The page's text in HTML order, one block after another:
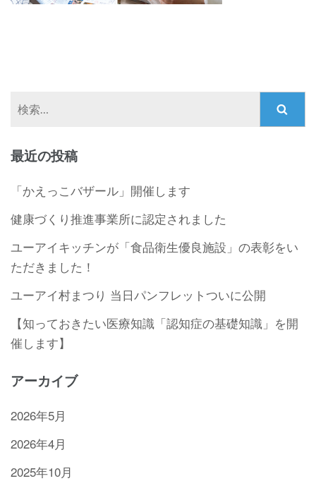
最近の投稿
「かえっこバザール」開催します
健康づくり推進事業所に認定されました
ユーアイキッチンが「食品衛生優良施設」の表彰をい
ただきました！
ユーアイ村まつり 当日パンフレットついに公開
【知っておきたい医療知識「認知症の基礎知識」を開
催します】
アーカイブ
2026年5月
2026年4月
2025年10月